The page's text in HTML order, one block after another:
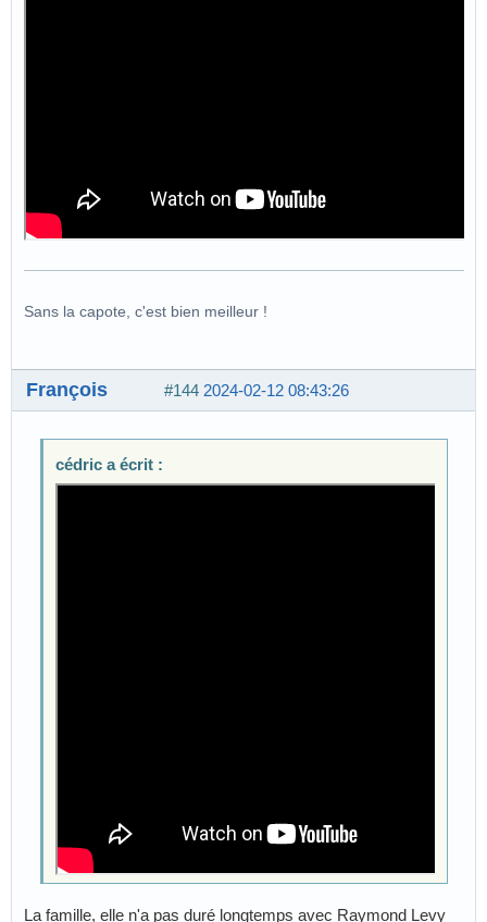
Sans la capote, c'est bien meilleur !
#144 2024-02-12 08:43:26
François
cédric a écrit :
La famille, elle n'a pas duré longtemps avec Raymond Levy